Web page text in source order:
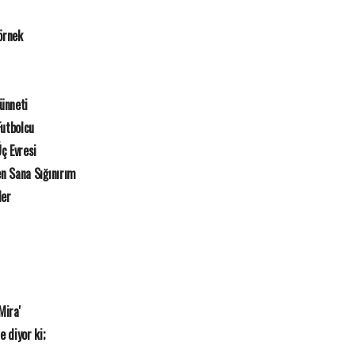
Evresi
Sığınırım
diyor ki;